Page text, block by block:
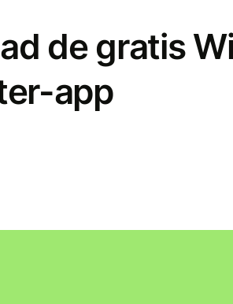
de gratis
app